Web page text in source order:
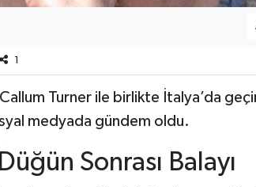
1
Callum Turner ile birlikte İtalya’da
medyada gündem oldu.
Sonrası Balayı